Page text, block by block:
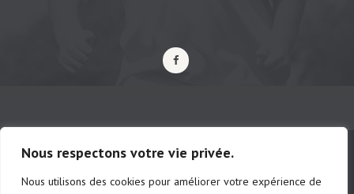
Nous respectons votre vie privée.
Nous utilisons des cookies pour améliorer votre expérience de
© Camping municipal de St-Félix d'Otis,